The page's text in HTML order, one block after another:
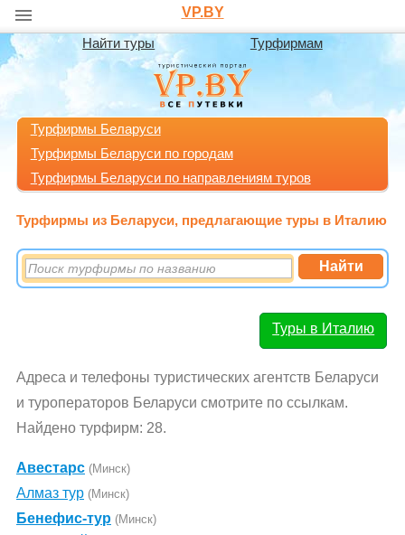
VP.BY
Найти туры Турфирмам
Турфирмы Беларуси
Турфирмы Беларуси по городам
Турфирмы Беларуси по направлениям туров
Турфирмы из Беларуси, предлагающие туры в Италию
Туры в Италию
Адреса и телефоны туристических агентств Беларуси
и туроператоров Беларуси смотрите по ссылкам.
Найдено турфирм: 28.
Авестарс (Минск)
Алмаз тур (Минск)
Бенефис-тур (Минск)